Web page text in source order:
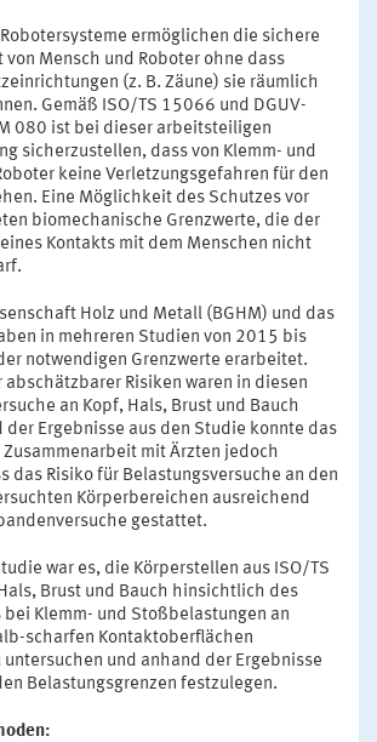
ermöglichen die sichere
Mensch und Roboter ohne dass
(z. B. Zäune) sie räumlich
Gemäß ISO/TS 15066 und DGUV-
080 ist bei dieser arbeitsteiligen
sicherzustellen, dass von Klemm- und
keine Verletzungsgefahren für den
Eine Möglichkeit des Schutzes vor
biomechanische Grenzwerte, die der
Kontakts mit dem Menschen nicht
Holz und Metall (BGHM) und das
in mehreren Studien von 2015 bis
notwendigen Grenzwerte erarbeitet.
abschätzbarer Risiken waren in diesen
an Kopf, Hals, Brust und Bauch
der Ergebnisse aus den Studie konnte das
Zusammenarbeit mit Ärzten jedoch
das Risiko für Belastungsversuche an den
Körperbereichen ausreichend
gestattet.
war es, die Körperstellen aus ISO/TS
Brust und Bauch hinsichtlich des
Klemm- und Stoßbelastungen an
scharfen Kontaktoberflächen
und anhand der Ergebnisse
Belastungsgrenzen festzulegen.